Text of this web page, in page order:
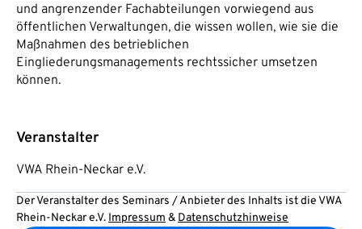
und angrenzender Fachabteilungen vorwiegend aus
öffentlichen Verwaltungen, die wissen wollen, wie sie die
Maßnahmen des betrieblichen
Eingliederungsmanagements rechtssicher umsetzen
können.
Veranstalter
VWA Rhein-Neckar e.V.
Der Veranstalter des Seminars / Anbieter des Inhalts ist die VWA
Rhein-Neckar e.V. Impressum & Datenschutzhinweise